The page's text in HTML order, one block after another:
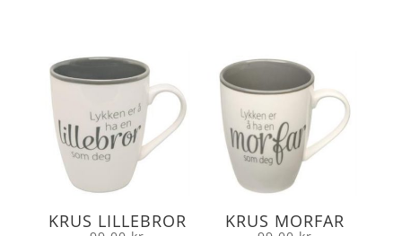
KRUS LILLEBROR KRUS MORFAR